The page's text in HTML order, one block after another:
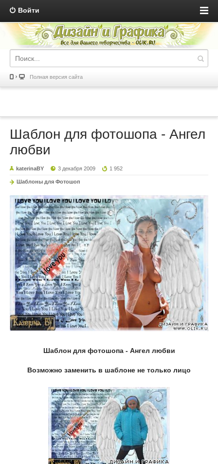
Войти
Полная версия сайта
Шаблон для фотошопа - Ангел
любви
katerinaBY 3 декабря 2009 1 952
Шаблоны для Фотошоп
Шаблон для фотошопа - Ангел любви
Возможно заменить в шаблоне не только лицо